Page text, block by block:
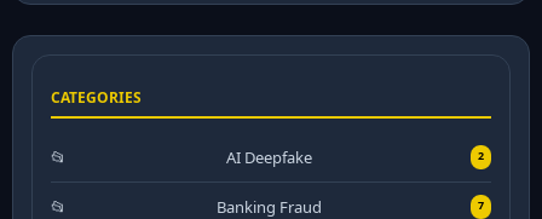
CATEGORIES
AI Deepfake 2
Banking Fraud 7